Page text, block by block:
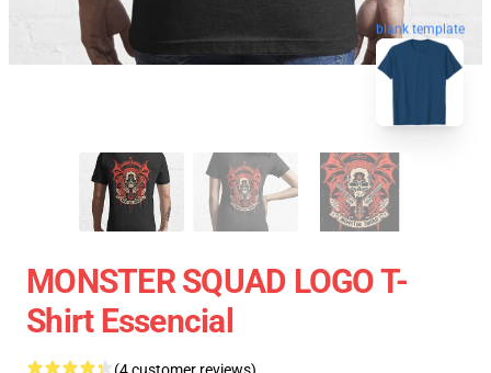
blank template
MONSTER SQUAD LOGO T-
Shirt Essencial